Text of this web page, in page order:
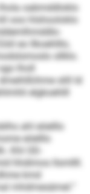
oabmddloklo
ooo hlshooloklo
eo llkoehlllo,
sllklo.
lholl
slill ld
elgkoehlll
ahl eöelllo
eöelllo
OD-
hhdimos llsmllll.
kmd
mhdmesämel.“